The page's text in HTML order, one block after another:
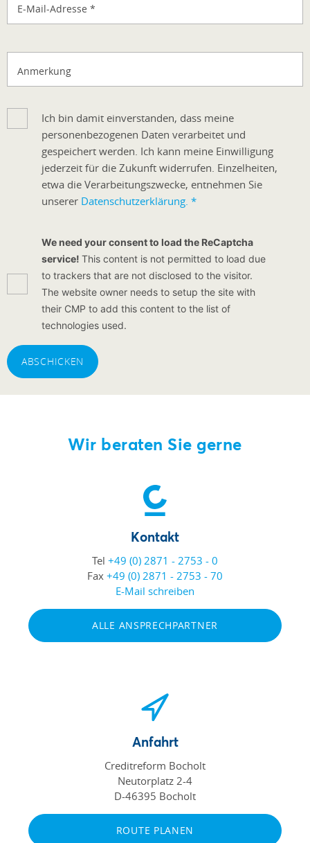
E-Mail-Adresse *
Anmerkung
Ich bin damit einverstanden, dass meine
personenbezogenen Daten verarbeitet und
gespeichert werden. Ich kann meine Einwilligung
jederzeit für die Zukunft widerrufen. Einzelheiten,
etwa die Verarbeitungszwecke, entnehmen Sie
unserer Datenschutzerklärung. *
We need your consent to load the ReCaptcha
service! This content is not permitted to load due
to trackers that are not disclosed to the visitor.
The website owner needs to setup the site with
their CMP to add this content to the list of
technologies used.
ABSCHICKEN
Wir beraten Sie gerne
Kontakt
Tel +49 (0) 2871 - 2753 - 0
Fax +49 (0) 2871 - 2753 - 70
E-Mail schreiben
ALLE ANSPRECHPARTNER
Anfahrt
Creditreform Bocholt
Neutorplatz 2-4
D-46395 Bocholt
ROUTE PLANEN